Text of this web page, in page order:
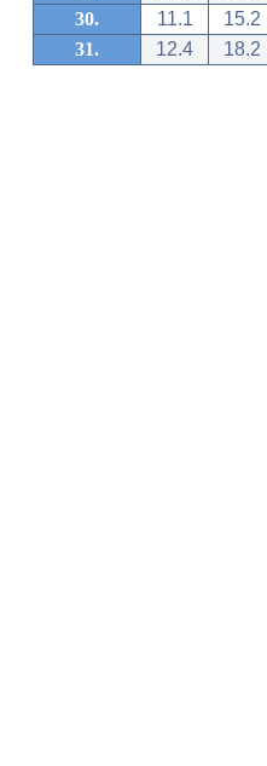
30.
11.1
15.2
31.
12.4 18.2